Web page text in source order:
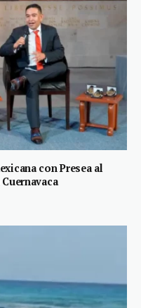
con Presea al